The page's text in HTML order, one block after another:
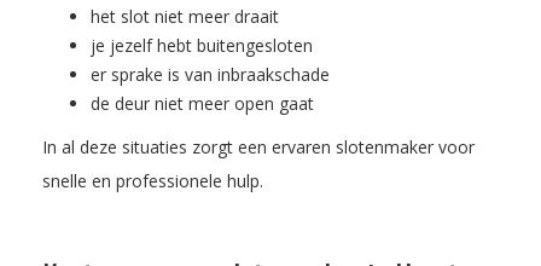
het slot niet meer draait
je jezelf hebt buitengesloten
er sprake is van inbraakschade
de deur niet meer open gaat
In al deze situaties zorgt een ervaren slotenmaker voor
snelle en professionele hulp.